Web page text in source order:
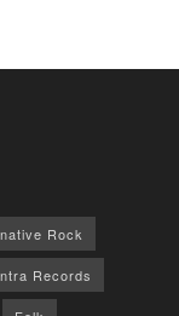
Rock
Records